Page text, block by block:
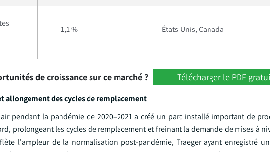
-1,1 % États-Unis, Canada
de croissance sur ce marché ? Télécharger le PDF
allongement des cycles de remplacement
pendant la pandémie de 2020–2021 a créé un parc installé important de
prolongeant les cycles de remplacement et freinant la demande de mises à
l'ampleur de la normalisation post-pandémie, Traeger ayant enregistré